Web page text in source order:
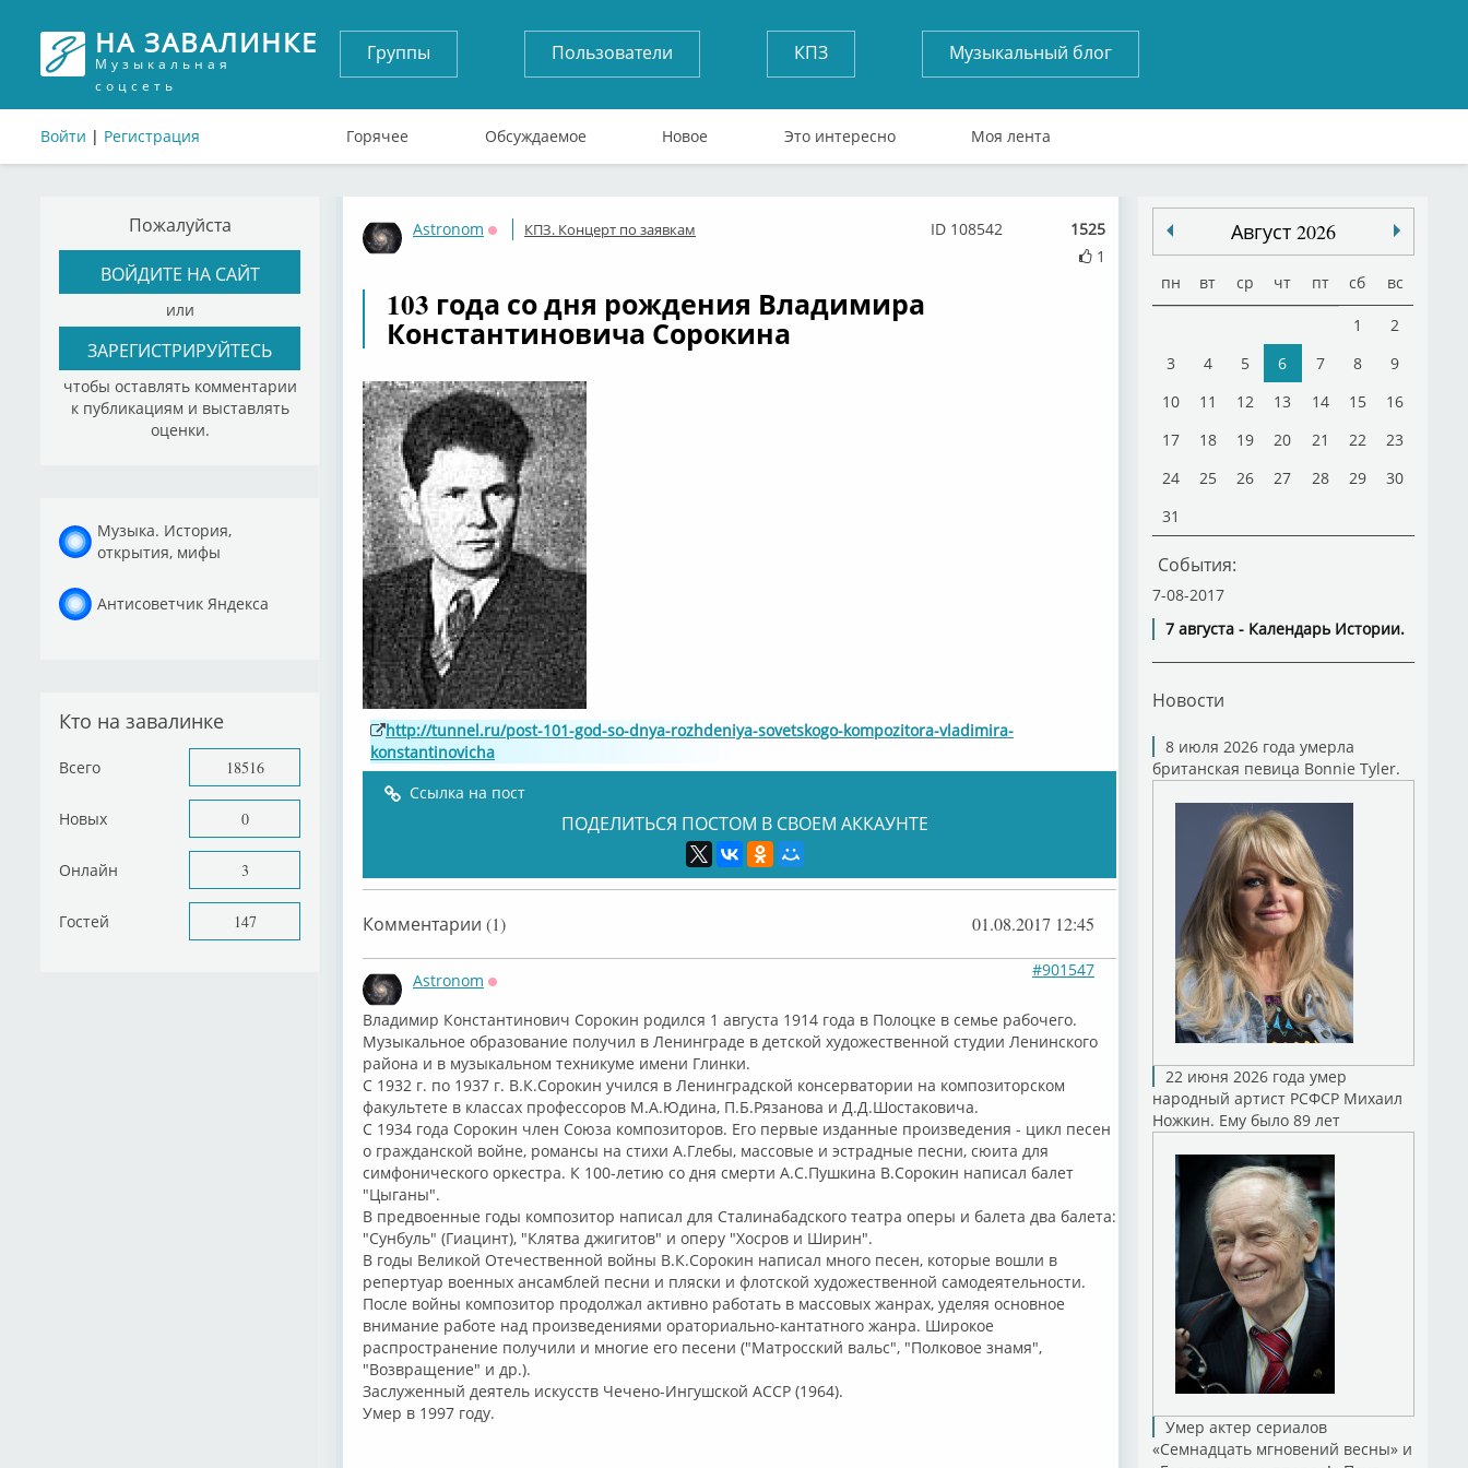
НА ЗАВАЛИНКЕ
Музыкальная
соцсеть
Войти | Регистрация
Группы Пользователи КПЗ Музыкальный блог
Горячее Обсуждаемое Новое Это интересно Моя лента
Пожалуйста
ВОЙДИТЕ НА САЙТ
или
ЗАРЕГИСТРИРУЙТЕСЬ
чтобы оставлять комментарии
к публикациям и выставлять
оценки.
Музыка. История,
открытия, мифы
Антисоветчик Яндекса
Кто на завалинке
Всего 18516
Новых 0
Онлайн 3
Гостей 147
Astronom
Оффлайн
КПЗ. Концерт по заявкам
1525
1
ID 108542
103 года со дня рождения Владимира
Константиновича Сорокина
http://tunnel.ru/post-101-god-so-dnya-rozhdeniya-sovetskogo-kompozitora-vladimira-
konstantinovicha
Ссылка на пост
ПОДЕЛИТЬСЯ ПОСТОМ В СВОЕМ АККАУНТЕ
Комментарии (1) 01.08.2017 12:45
Astronom
#901547
⁣Владимир Константинович Сорокин родился 1 августа 1914 года в Полоцке в семье рабочего.
Музыкальное образование получил в Ленинграде в детской художественной студии Ленинского
района и в музыкальном техникуме имени Глинки.
С 1932 г. по 1937 г. В.К.Сорокин учился в Ленинградской консерватории на композиторском
факультете в классах профессоров М.А.Юдина, П.Б.Рязанова и Д.Д.Шостаковича.
С 1934 года Сорокин член Союза композиторов. Его первые изданные произведения - цикл песен
о гражданской войне, романсы на стихи А.Глебы, массовые и эстрадные песни, сюита для
симфонического оркестра. К 100-летию со дня смерти А.С.Пушкина В.Сорокин написал балет
"Цыганы".
В предвоенные годы композитор написал для Сталинабадского театра оперы и балета два балета:
"Сунбуль" (Гиацинт), "Клятва джигитов" и оперу "Хосров и Ширин".
В годы Великой Отечественной войны В.К.Сорокин написал много песен, которые вошли в
репертуар военных ансамблей песни и пляски и флотской художественной самодеятельности.
После войны композитор продолжал активно работать в массовых жанрах, уделяя основное
внимание работе над произведениями ораториально-кантатного жанра. Широкое
распространение получили и многие его песени ("Матросский вальс", "Полковое знамя",
"Возвращение" и др.).
Заслуженный деятель искусств Чечено-Ингушской АССР (1964).
Умер в 1997 году.
Август 2026
пн вт ср чт пт сб вс
1
2
3
4 5 6 7 8
9
10
11 12 13 14 15
16
17
18 19 20 21 22
23
24
25 26 27 28 29
30
31
События:
7-08-2017
7 августа - Календарь Истории.
Новости
8 июля 2026 года умерла
британская певица Bonnie Tyler.
22 июня 2026 года умер
народный артист РСФСР Михаил
Ножкин. Ему было 89 лет
Умер актер сериалов
«Семнадцать мгновений весны» и